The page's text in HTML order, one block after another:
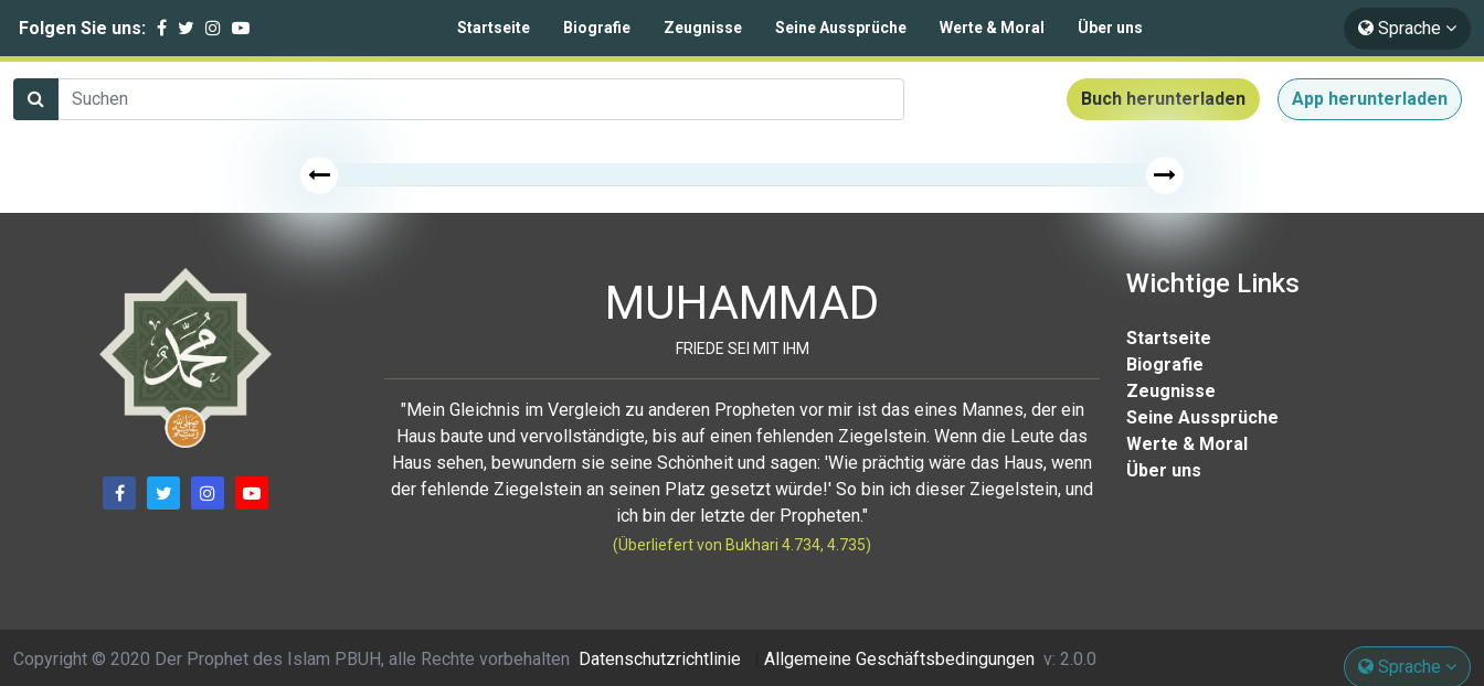
Folgen Sie uns: Startseite Biografie Zeugnisse Seine Aussprüche Werte & Moral Über uns Sprache
Buch herunterladen App herunterladen
MUHAMMAD
FRIEDE SEI MIT IHM
"Mein Gleichnis im Vergleich zu anderen Propheten vor mir ist das eines Mannes, der ein
Haus baute und vervollständigte, bis auf einen fehlenden Ziegelstein. Wenn die Leute das
Haus sehen, bewundern sie seine Schönheit und sagen: 'Wie prächtig wäre das Haus, wenn
der fehlende Ziegelstein an seinen Platz gesetzt würde!' So bin ich dieser Ziegelstein, und
ich bin der letzte der Propheten."
(Überliefert von Bukhari 4.734, 4.735)
Wichtige Links
Startseite
Biografie
Zeugnisse
Seine Aussprüche
Werte & Moral
Über uns
Copyright © 2020 Der Prophet des Islam PBUH, alle Rechte vorbehalten Datenschutzrichtlinie Allgemeine Geschäftsbedingungen v: 2.0.0 Sprache